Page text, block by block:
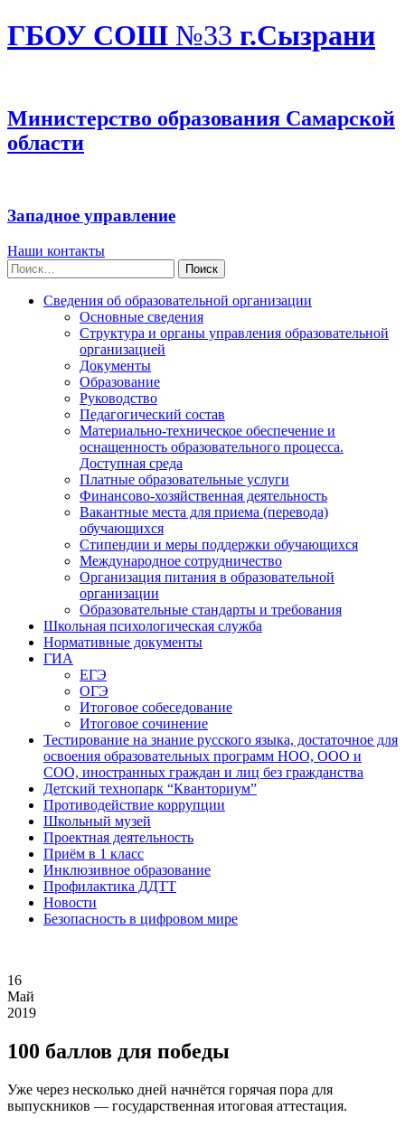
ГБОУ СОШ №33 г.Сызрани
Министерство образования Самарской
области
Западное управление
Наши контакты
Найти:
Сведения об образовательной организации
Основные сведения
Структура и органы управления образовательной
организацией
Документы
Образование
Руководство
Педагогический состав
Материально-техническое обеспечение и
оснащенность образовательного процесса.
Доступная среда
Платные образовательные услуги
Финансово-хозяйственная деятельность
Вакантные места для приема (перевода)
обучающихся
Стипендии и меры поддержки обучающихся
Международное сотрудничество
Организация питания в образовательной
организации
Образовательные стандарты и требования
Школьная психологическая служба
Нормативные документы
ГИА
ЕГЭ
ОГЭ
Итоговое собеседование
Итоговое сочинение
Тестирование на знание русского языка, достаточное для
освоения образовательных программ НОО, ООО и
СОО, иностранных граждан и лиц без гражданства
Детский технопарк “Кванториум”
Противодействие коррупции
Школьный музей
Проектная деятельность
Приём в 1 класс
Инклюзивное образование
Профилактика ДДТТ
Новости
Безопасность в цифровом мире
16
Май
2019
100 баллов для победы
Уже через несколько дней начнётся горячая пора для
выпускников — государственная итоговая аттестация.